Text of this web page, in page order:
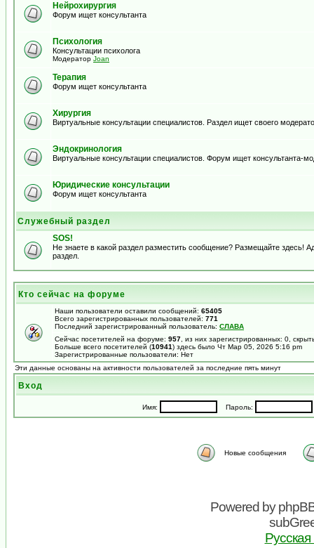
Нейрохирургия
Форум ищет консультанта
Психология
Консультации психолога
Модератор Joan
Терапия
Форум ищет консультанта
Хирургия
Виртуальные консультации специалистов. Раздел ищет своего
Эндокринология
Виртуальные консультации специалистов. Форум ищет консультанта-
Юридические консультации
Форум ищет консультанта
Служебный раздел
SOS!
Не знаете в какой раздел разместить сообщение? Размещайте здесь!
раздел.
Кто сейчас на форуме
Наши пользователи оставили сообщений: 65405
Всего зарегистрированных пользователей: 771
Последний зарегистрированный пользователь: СЛАВА
Сейчас посетителей на форуме: 957 , из них зарегистрированных: 0,
Больше всего посетителей (10941) здесь было Чт Мар 05, 2026 5:16 pm
Зарегистрированные пользователи: Нет
Эти данные основаны на активности пользователей за последние пять минут
Вход
Имя: Пароль:
Новые сообщения
Powered by